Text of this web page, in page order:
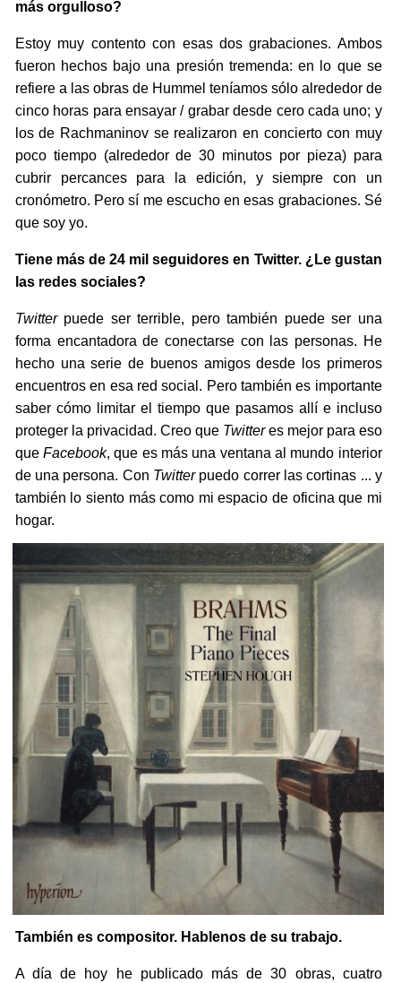
más orgulloso?
Estoy muy contento con esas dos grabaciones. Ambos
fueron hechos bajo una presión tremenda: en lo que se
refiere a las obras de Hummel teníamos sólo alrededor de
cinco horas para ensayar / grabar desde cero cada uno; y
los de Rachmaninov se realizaron en concierto con muy
poco tiempo (alrededor de 30 minutos por pieza) para
cubrir percances para la edición, y siempre con un
cronómetro. Pero sí me escucho en esas grabaciones. Sé
que soy yo.
Tiene más de 24 mil seguidores en Twitter. ¿Le gustan
las redes sociales?
Twitterpuede ser terrible, pero también puede ser una
forma encantadora de conectarse con las personas. He
hecho una serie de buenos amigos desde los primeros
encuentros en esa red social. Pero también es importante
saber cómo limitar el tiempo que pasamos allí e incluso
proteger la privacidad. Creo que Twitteres mejor para eso
queFacebook, que es más una ventana al mundo interior
de una persona. Con Twitterpuedo correr las cortinas ... y
también lo siento más como mi espacio de oficina que mi
hogar.
También es compositor. Hablenos de su trabajo.
A día de hoy he publicado más de 30 obras, cuatro